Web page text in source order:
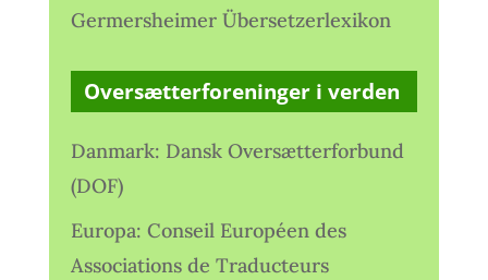
Germersheimer Übersetzerlexikon
Oversætterforeninger i verden
Danmark: Dansk Oversætterforbund
(DOF)
Europa: Conseil Européen des
Associations de Traducteurs